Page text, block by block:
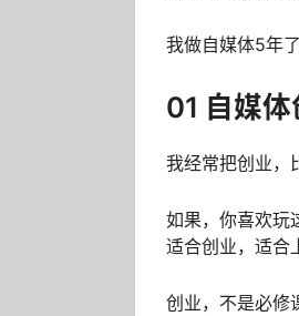
我做自媒体5年
01 自媒
我经常把创业，
如果，你喜欢玩
适合创业，适合
创业，不是必修